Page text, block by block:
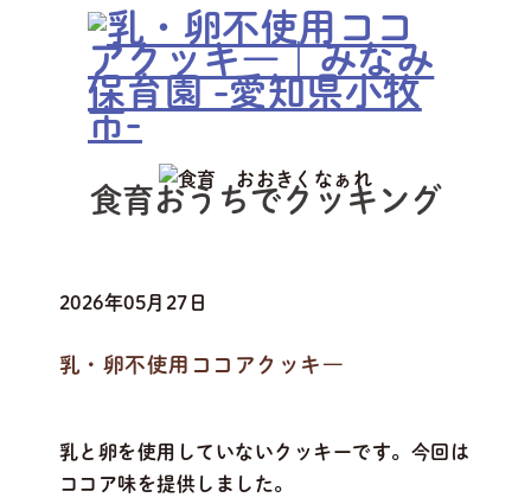
食育おうちでクッキング
2026年05月27日
乳・卵不使用ココアクッキ―
乳と卵を使用していないクッキーです。今回は
ココア味を提供しました。